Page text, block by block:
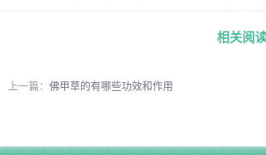
相关阅
上一篇： 佛甲草的有哪些功效和作用